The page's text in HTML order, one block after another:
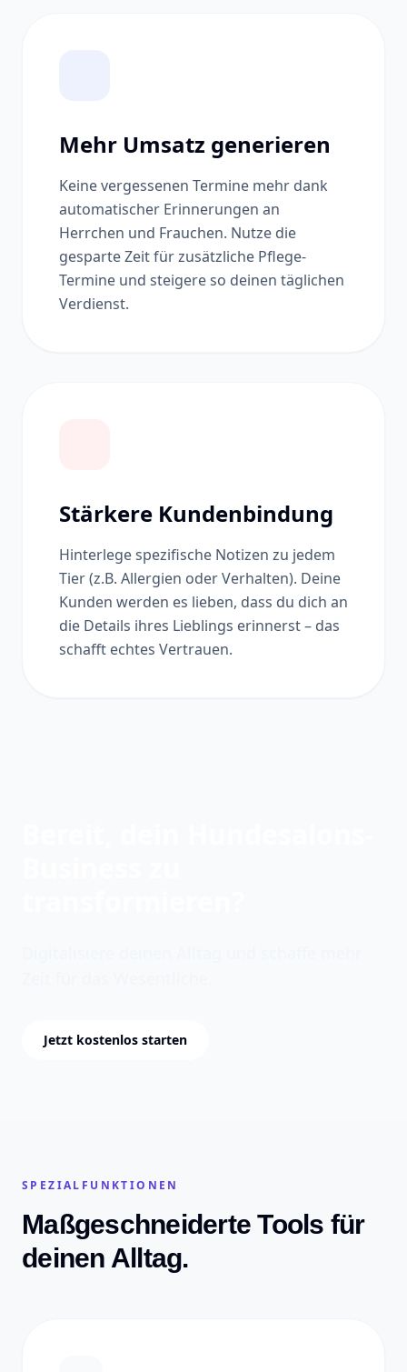
Mehr Umsatz generieren
Keine vergessenen Termine mehr dank
automatischer Erinnerungen an
Herrchen und Frauchen. Nutze die
gesparte Zeit für zusätzliche Pflege-
Termine und steigere so deinen täglichen
Verdienst.
Stärkere Kundenbindung
Hinterlege spezifische Notizen zu jedem
Tier (z.B. Allergien oder Verhalten). Deine
Kunden werden es lieben, dass du dich an
die Details ihres Lieblings erinnerst – das
schafft echtes Vertrauen.
Jetzt kostenlos starten
SPEZIALFUNKTIONEN
Maßgeschneiderte Tools für
deinen Alltag.